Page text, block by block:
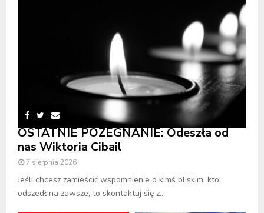
OSTATNIE POŻEGNANIE: Odeszła od
nas Wiktoria Cibail
7 sierpnia 2026
Jeśli chcesz zamieścić wspomnienie o kimś bliskim, kto
odszedł na zawsze, to skontaktuj się z...